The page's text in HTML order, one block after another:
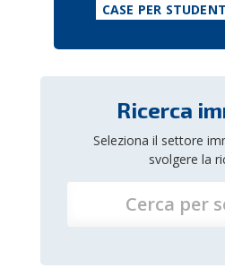
CASE PER
Ricerca
Seleziona il settore
svolgere la
Cerca per